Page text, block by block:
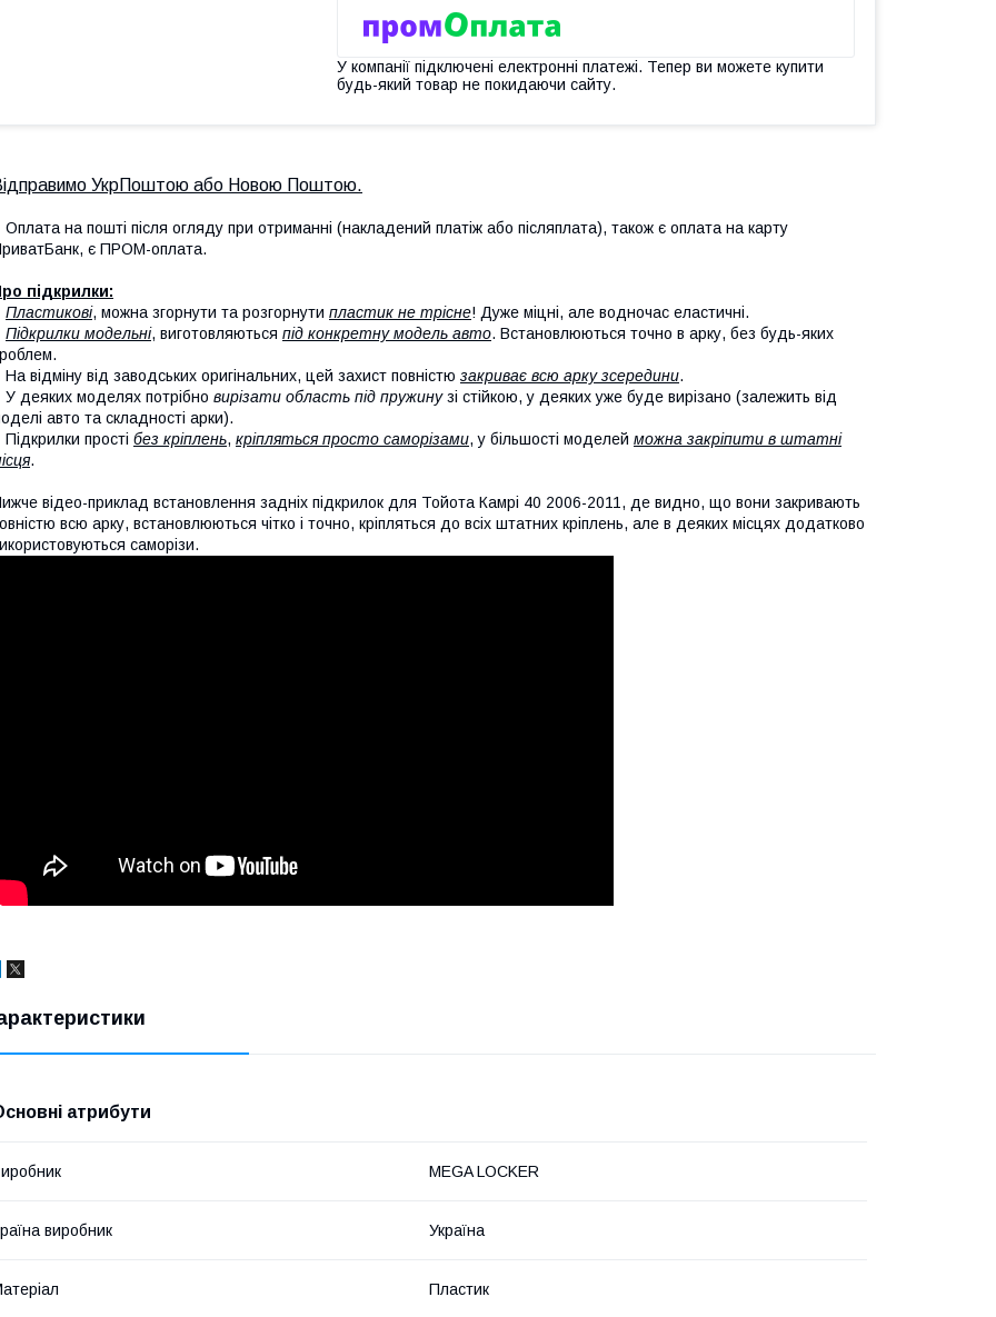
У компанії підключені електронні платежі. Тепер ви можете купити
будь-який товар не покидаючи сайту.
УкрПоштою або Новою Поштою.
на пошті після огляду при отриманні (накладений платіж або післяплата), також є оплата на карту
є ПРОМ-оплата.
підкрилки:
Пластикові, можна згорнути та розгорнути пластик не трісне! Дуже міцні, але водночас еластичні.
Підкрилки модельні, виготовляються під конкретну модель авто. Встановлюються точно в арку, без будь-яких
відміну від заводських оригінальних, цей захист повністю закриває всю арку зсередини.
деяких моделях потрібно вирізати область під пружинузі стійкою, у деяких уже буде вирізано (залежить від
авто та складності арки).
прості без кріплень, кріпляться просто саморізами, у більшості моделей можна закріпити в штатні
.
відео-приклад встановлення задніх підкрилок для Тойота Камрі 40 2006-2011, де видно, що вони закривають
всю арку, встановлюються чітко і точно, кріпляться до всіх штатних кріплень, але в деяких місцях додатково
саморізи.
атрибути
MEGA LOCKER
виробник Україна
Пластик